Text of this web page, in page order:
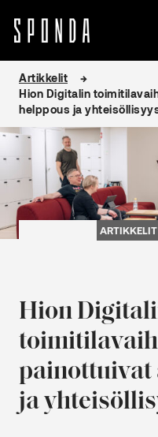
sisältöön
Artikkelit
Hion Digitalin
helppous ja
ARTIKKELIT
Hion
painottuivat
ja